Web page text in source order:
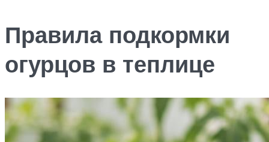
Правила подкормки
огурцов в теплице